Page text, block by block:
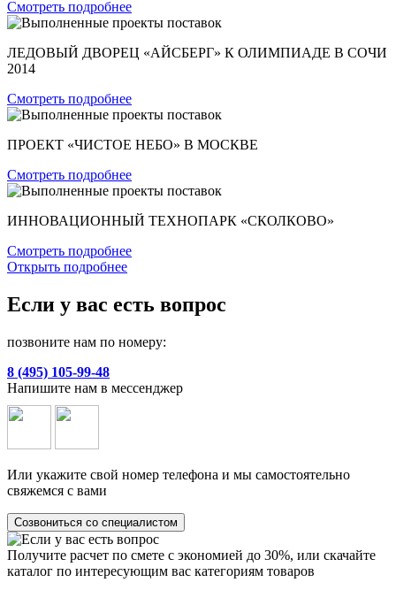
Смотреть подробнее
ЛЕДОВЫЙ ДВОРЕЦ «АЙСБЕРГ» К ОЛИМПИАДЕ В СОЧИ
2014
Смотреть подробнее
ПРОЕКТ «ЧИСТОЕ НЕБО» В МОСКВЕ
Смотреть подробнее
ИННОВАЦИОННЫЙ ТЕХНОПАРК «СКОЛКОВО»
Смотреть подробнее
Открыть подробнее
Если у вас есть вопрос
позвоните нам по номеру:
8 (495) 105-99-48
Напишите нам в мессенджер
Или укажите свой номер телефона и мы самостоятельно
свяжемся с вами
Созвониться со специалистом
Получите расчет по смете с экономией до 30%, или скачайте
каталог по интересующим вас категориям товаров